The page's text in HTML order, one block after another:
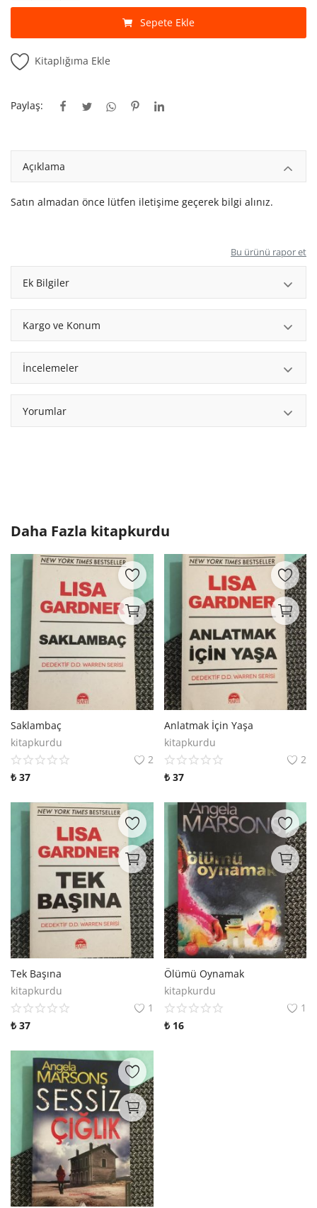
Mağazalar
Blog
İletişim
TRY (₺)
Sepete Ekle
Kitaplığıma Ekle
Paylaş:
Açıklama
Satın almadan önce lütfen iletişime geçerek bilgi alınız.
Bu ürünü rapor et
Ek Bilgiler
Kargo ve Konum
İncelemeler
Yorumlar
Daha Fazla kitapkurdu
Saklambaç
kitapkurdu
2
₺ 37
Anlatmak İçin Yaşa
kitapkurdu
2
₺37
Tek Başına
kitapkurdu
1
₺ 37
Ölümü Oynamak
kitapkurdu
1
₺16